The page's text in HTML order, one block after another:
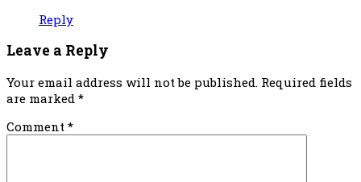
Reply
Leave a Reply
Your email address will not be published. Required fields
are marked *
Comment *